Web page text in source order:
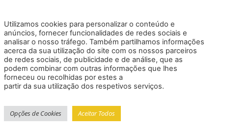
– Menu de ajuste livre
– Função de estatística
– Opcional: RS-232, USB, LAN, 4-20mA, etc.
Especificações
Intervalo de pesagem 300 kg
Utilizamos cookies para personalizar o conteúdo e
anúncios, fornecer funcionalidades de redes sociais e
analisar o nosso tráfego. Também partilhamos informações
acerca da sua utilização do site com os nossos parceiros
de redes sociais, de publicidade e de análise, que as
podem combinar com outras informações que lhes
forneceu ou recolhidas por estes a
partir da sua utilização dos respetivos serviços.
Opções de Cookies Aceitar Todos